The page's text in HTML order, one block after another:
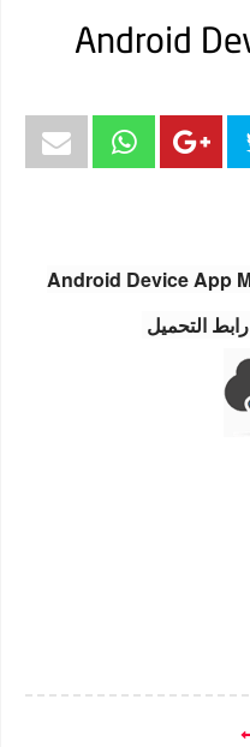
Android
Android Device App